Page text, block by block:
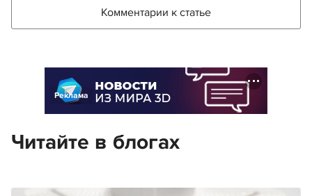
Комментарии к статье
Реклама
Читайте в блогах